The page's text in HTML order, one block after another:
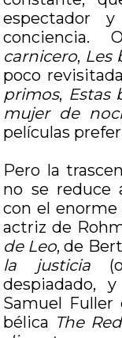
espectador
conciencia.
carnicero, Les
poco revisitada
primos, Estas
mujer de
películas
Pero la
no se reduce
con el
actriz de
de Leo, de
la justicia
despiadado,
Samuel Fuller
bélica The